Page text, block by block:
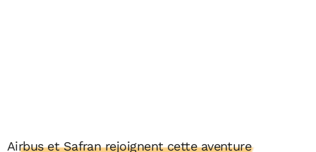
Airbus et Safran rejoignent cette aventure